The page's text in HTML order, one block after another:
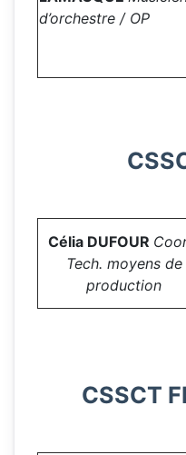
d’orchestre / OP
Célia DUFOUR
Tech. moyens de
production
CSSCT